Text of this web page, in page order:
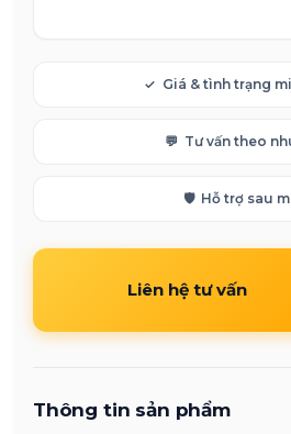
✓ Giá & tình trạng
💬 Tư vấn theo
🛡️ Hỗ trợ sau
Liên hệ tư vấn
Thông tin sản phẩm